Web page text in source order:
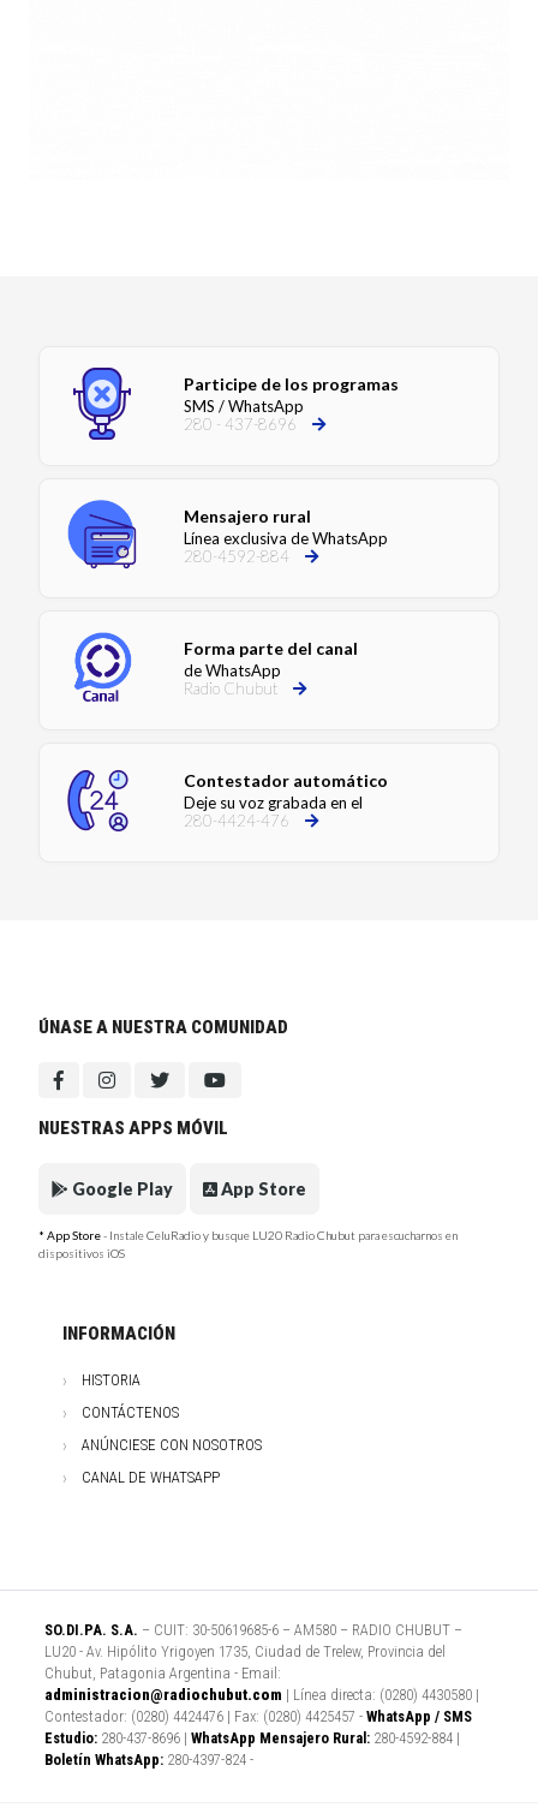
Participe de los programas
SMS / WhatsApp
280 - 437-8696
Mensajero rural
Línea exclusiva de WhatsApp
280-4592-884
Forma parte del canal
de WhatsApp
Radio Chubut
Contestador automático
Deje su voz grabada en el
280-4424-476
ÚNASE A NUESTRA COMUNIDAD
NUESTRAS APPS MÓVIL
Google Play App Store
* App Store- Instale CeluRadio y busque LU20 Radio Chubut para escucharnos en
dispositivos iOS
INFORMACIÓN
HISTORIA
CONTÁCTENOS
ANÚNCIESE CON NOSOTROS
CANAL DE WHATSAPP
SO.DI.PA. S.A. – CUIT: 30-50619685-6 – AM580 – RADIO CHUBUT –
LU20 - Av. Hipólito Yrigoyen 1735, Ciudad de Trelew, Provincia del
Chubut, Patagonia Argentina - Email:
administracion@radiochubut.com | Línea directa: (0280) 4430580 |
Contestador: (0280) 4424476 | Fax: (0280) 4425457 - WhatsApp / SMS
Estudio: 280-437-8696 | WhatsApp Mensajero Rural: 280-4592-884 |
Boletín WhatsApp: 280-4397-824 -